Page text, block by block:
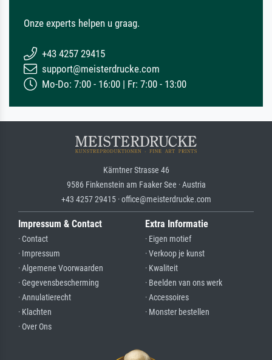
Onze experts helpen u graag.
+43 4257 29415
support@meisterdrucke.com
Mo-Do: 7:00 - 16:00 | Fr: 7:00 - 13:00
Kärntner Strasse 46
9586 Finkenstein am Faaker See · Austria
+43 4257 29415 · office@meisterdrucke.com
Impressum & Contact
· Contact
· Impressum
· Algemene Voorwaarden
· Gegevensbescherming
· Annulatierecht
· Klachten
· Over Ons
Extra Informatie
· Eigen motief
· Verkoop je kunst
· Kwaliteit
· Beelden van ons werk
· Accessoires
· Monster bestellen